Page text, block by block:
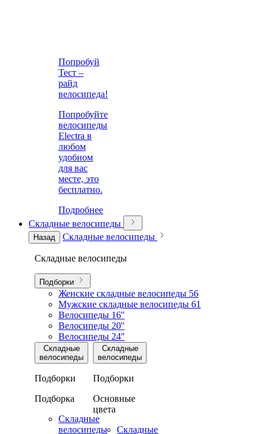
Попробуй
Тест –
райд
велосипеда!
Попробуйте
велосипеды
Electra в
любом
удобном
для вас
месте, это
бесплатно.
Подробнее
Складные велосипеды
Назад Складные велосипеды
Складные велосипеды
Подборки
Женские складные велосипеды 56
Мужские складные велосипеды 61
Велосипеды 16''
Велосипеды 20''
Велосипеды 24''
Складные
велосипеды
Подборки
Подборка
Складные
велосипеды
Складные
велосипеды
Подборки
Основные
цвета
Складные